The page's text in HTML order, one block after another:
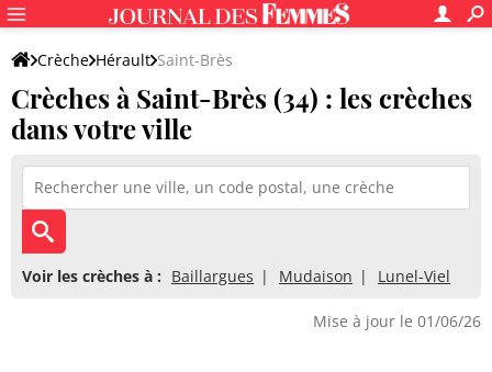
Crèche Hérault Saint-Brès
Crèches à Saint-Brès (34) : les crèches
dans votre ville
Voir les crèches à : Baillargues Mudaison Lunel-Viel
Mise à jour le 01/06/26